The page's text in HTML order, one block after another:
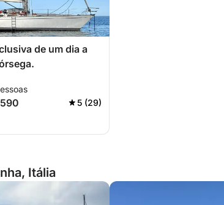
de um dia a
5 (29)
Itália